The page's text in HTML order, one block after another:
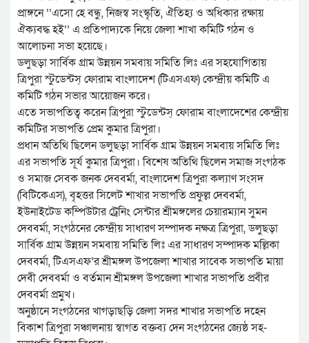
প্রাঙ্গনে ‘‘এসো হে বন্ধু, নিজস্ব সংস্কৃতি, ঐতিহ্য ও অধিকার রক্ষায়
ঐক্যবদ্ধ হই’’ এ প্রতিপাদ্যকে নিয়ে জেলা শাখা কমিটি গঠন ও
আলোচনা সভা হয়েছে।
ডলুছড়া সার্বিক গ্রাম উন্নয়ন সমবায় সমিতি লিঃ এর সহযোগিতায়
ত্রিপুরা স্টুডেন্টস্ ফোরাম বাংলাদেশ (টিএসএফ) কেন্দ্রীয় কমিটি এ
কমিটি গঠন সভার আয়োজন করে।
এতে সভাপতিত্ব করেন ত্রিপুরা স্টুডেন্টস্ ফোরাম বাংলাদেশের কেন্দ্রীয়
কমিটির সভাপতি প্রেম কুমার ত্রিপুরা।
প্রধান অতিথি ছিলেন ডলুছড়া সার্বিক গ্রাম উন্নয়ন সমবায় সমিতি লিঃ
এর সভাপতি সূর্য কুমার ত্রিপুরা। বিশেষ অতিথি ছিলেন সমাজ সংগঠক
ও সমাজ সেবক জনক দেববর্মা, বাংলাদেশ ত্রিপুরা কল্যাণ সংসদ
(বিটিকেএস), বৃহত্তর সিলেট শাখার সভাপতি প্রফুল্ল দেববর্মা,
ইউনাইটেড কম্পিউটার ট্রেনিং সেন্টার শ্রীমঙ্গলের চেয়ারম্যান সুমন
দেববর্মা, সংগঠনের কেন্দ্রীয় সাধারণ সম্পাদক নক্ষত্র ত্রিপুরা, ডলুছড়া
সার্বিক গ্রাম উন্নয়ন সমবায় সমিতি লিঃ এর সাধারণ সম্পাদক মল্লিকা
দেববর্মা, টিএসএফ’র শ্রীমঙ্গল উপজেলা শাখার সাবেক সভাপতি মায়া
দেবী দেববর্মা ও বর্তমান শ্রীমঙ্গল উপজেলা শাখার সভাপতি প্রবীর
দেববর্মা প্রমুখ।
অনুষ্ঠানে সংগঠনের খাগড়াছড়ি জেলা সদর শাখার সভাপতি দহেন
বিকাশ ত্রিপুরা সঞ্চালনায় স্বাগত বক্তব্য দেন সংগঠনের জ্যেষ্ঠ সহ-